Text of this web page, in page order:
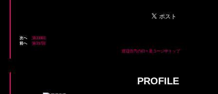
次へ
第319回
前へ
第317回
渡辺浩弐の日々是コージ中トップ
PROFILE